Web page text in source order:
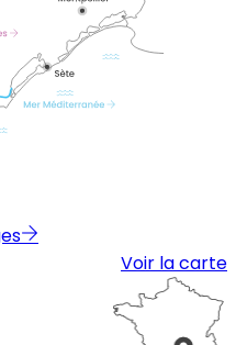
Voir la carte